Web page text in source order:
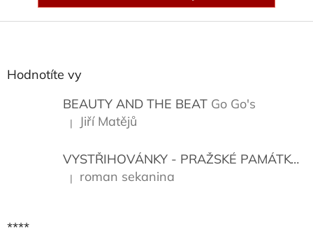
Hodnotíte vy
BEAUTY AND THE BEAT Go Go's
Hodnocení produktu je 5 z 5 hvězdiček.
| Jiří Matějů
VYSTŘIHOVÁNKY - PRAŽSKÉ PAMÁTKY
Hodnocení produktu je 5 z 5 hvězdiček.
| roman sekanina
****